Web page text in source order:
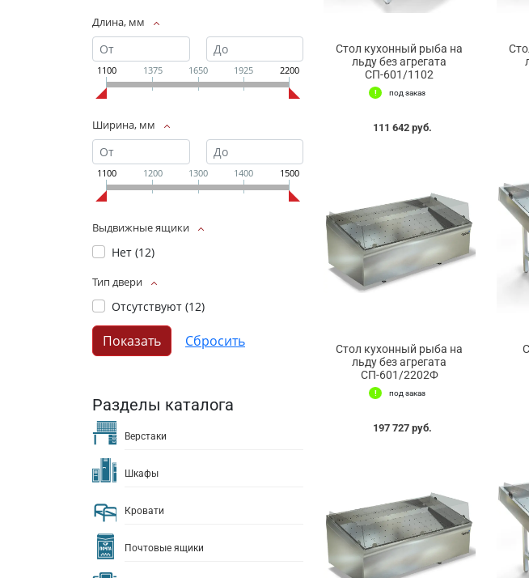
Длина, мм
1100 1375 1650 1925 2200
Ширина, мм
1100 1200 1300 1400 1500
Выдвижные ящики
Нет (12)
Тип двери
Отсутствуют (12)
Разделы каталога
Верстаки
Шкафы
Кровати
Почтовые ящики
Стол кухонный рыба на
льду без агрегата
СП-601/1102
под заказ
111 642 руб.
Стол кухонный рыба на
льду без агрегата
СП-601/2202Ф
под заказ
197 727 руб.